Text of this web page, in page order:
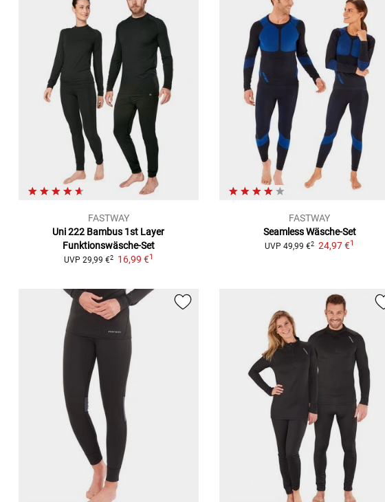
FASTWAY
Uni 222 Bambus 1st Layer
Funktionswäsche-Set
UVP 29,99 €2 16,99 €1
FASTWAY
Seamless Wäsche-Set
UVP 49,99 €2 24,97 €1